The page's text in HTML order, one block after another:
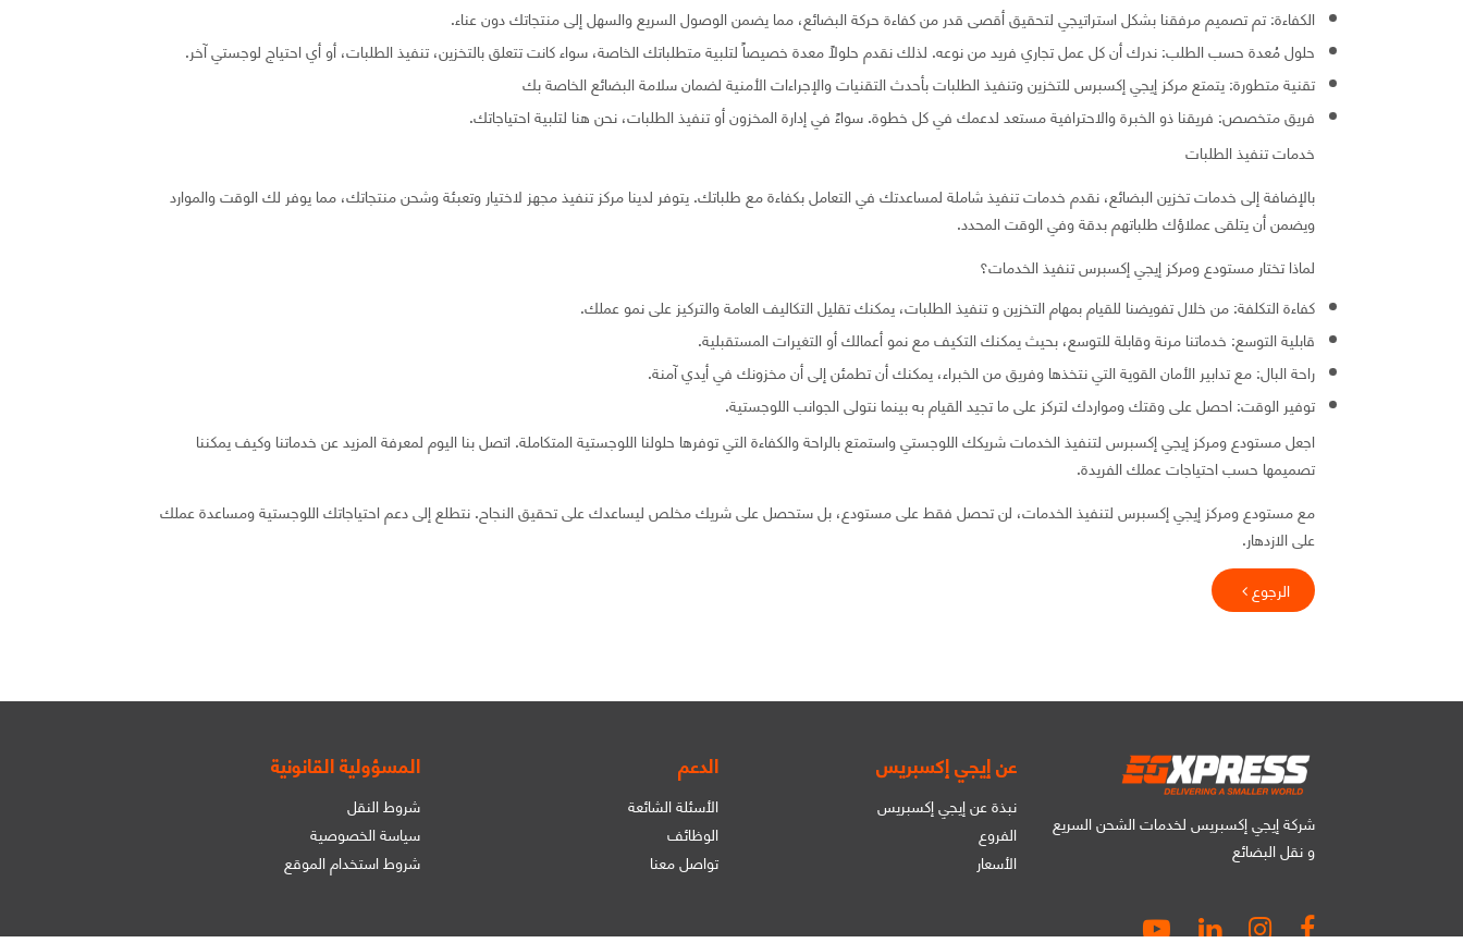
الكفاءة: تم تصميم مرفقنا بشكل استراتيجي لتحقيق أقصى قدر من كفاءة حركة البضائع، مما يضمن الوصول السريع والسهل إلى منتجاتك دون عناء.
حلول مُعدة حسب الطلب: ندرك أن كل عمل تجاري فريد من نوعه. لذلك نقدم حلولًا معدة خصيصاً لتلبية متطلباتك الخاصة، سواء كانت تتعلق بالتخزين، تنفيذ الطلبات، أو أي احتياج لوجستي آخر.
تقنية متطورة: يتمتع مركز إيجي إكسبرس للتخزين وتنفيذ الطلبات بأحدث التقنيات والإجراءات الأمنية لضمان سلامة البضائع الخاصة بك
فريق متخصص: فريقنا ذو الخبرة والاحترافية مستعد لدعمك في كل خطوة. سواءً في إدارة المخزون أو تنفيذ الطلبات، نحن هنا لتلبية احتياجاتك.
خدمات تنفيذ الطلبات
بالإضافة إلى خدمات تخزين البضائع، نقدم خدمات تنفيذ شاملة لمساعدتك في التعامل بكفاءة مع طلباتك. يتوفر لدينا مركز تنفيذ مجهز لاختيار وتعبئة وشحن منتجاتك، مما يوفر لك الوقت والموارد
ويضمن أن يتلقى عملاؤك طلباتهم بدقة وفي الوقت المحدد.
لماذا تختار مستودع ومركز إيجي إكسبرس تنفيذ الخدمات؟
كفاءة التكلفة: من خلال تفويضنا للقيام بمهام التخزين و تنفيذ الطلبات، يمكنك تقليل التكاليف العامة والتركيز على نمو عملك.
قابلية التوسع: خدماتنا مرنة وقابلة للتوسع، بحيث يمكنك التكيف مع نمو أعمالك أو التغيرات المستقبلية.
راحة البال: مع تدابير الأمان القوية التي نتخذها وفريق من الخبراء، يمكنك أن تطمئن إلى أن مخزونك في أيدي آمنة.
توفير الوقت: احصل على وقتك ومواردك لتركز على ما تجيد القيام به بينما نتولى الجوانب اللوجستية.
اجعل مستودع ومركز إيجي إكسبرس لتنفيذ الخدمات شريكك اللوجستي واستمتع بالراحة والكفاءة التي توفرها حلولنا اللوجستية المتكاملة. اتصل بنا اليوم لمعرفة المزيد عن خدماتنا وكيف يمكننا
تصميمها حسب احتياجات عملك الفريدة.
مع مستودع ومركز إيجي إكسبرس لتنفيذ الخدمات، لن تحصل فقط على مستودع، بل ستحصل على شريك مخلص ليساعدك على تحقيق النجاح. نتطلع إلى دعم احتياجاتك اللوجستية ومساعدة عملك
على الازدهار.
الرجوع
شركة إيجي إكسبريس لخدمات الشحن السريع
و نقل البضائع
عن إيجي إكسبريس
نبذة عن إيجي إكسبريس
الفروع
الأسعار
الدعم
الأسئلة الشائعة
الوظائف
تواصل معنا
المسؤولية القانونية
شروط النقل
سياسة الخصوصية
شروط استخدام الموقع